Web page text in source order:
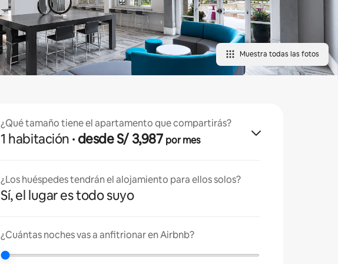
Muestra todas las fotos
¿Qué tamaño tiene el apartamento que compartirás?
1 habitación · desde S/ 3,987 por mes
¿Los huéspedes tendrán el alojamiento para ellos solos?
Sí, el lugar es todo suyo
¿Cuántas noches vas a anfitrionar en Airbnb?